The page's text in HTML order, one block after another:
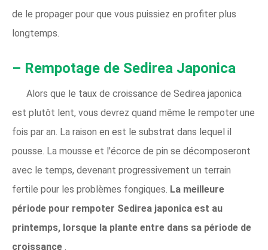
de le propager pour que vous puissiez en profiter plus
longtemps.
– Rempotage de Sedirea Japonica
Alors que le taux de croissance de Sedirea japonica
est plutôt lent, vous devrez quand même le rempoter une
fois par an. La raison en est le substrat dans lequel il
pousse. La mousse et l'écorce de pin se décomposeront
avec le temps, devenant progressivement un terrain
fertile pour les problèmes fongiques. La meilleure
période pour rempoter Sedirea japonica est au
printemps, lorsque la plante entre dans sa période de
croissance .